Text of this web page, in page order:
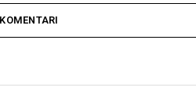
KOMENTARI